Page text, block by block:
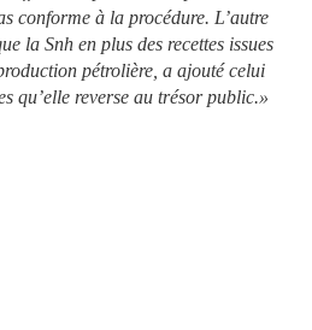
conforme à la procédure. L’autre
la Snh en plus des recettes issues
pétrolière, a ajouté celui
qu’elle reverse au trésor public.»